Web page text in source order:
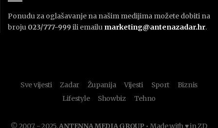
Ponudu za oglašavanje na našim medijima možete dobiti na
broju 023/777-999 ili emailu marketing@antenazadar.hr.
Sve vijesti Zadar Županija Vijesti Sport
Biznis
Lifestyle
Showbiz Tehno
© 2007. - 2025.ANTENNA MEDIA GROUP • Made with ♥ in ZD